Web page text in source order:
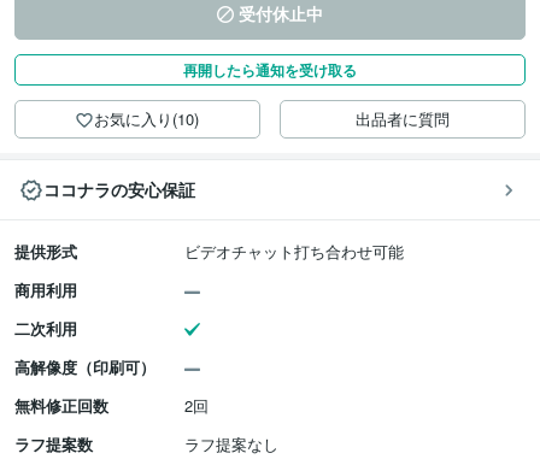
受付休止中
再開したら通知を受け取る
お気に入り(10) 出品者に質問
ココナラの安心保証
提供形式
ビデオチャット打ち合わせ可能
商用利用
二次利用
高解像度（印刷可）
無料修正回数
2回
ラフ提案数
ラフ提案なし